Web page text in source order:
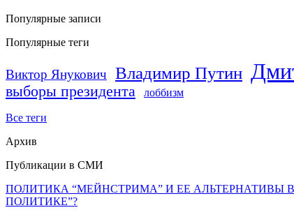
Популярные записи
Популярные теги
Виктор Янукович Владимир Путин
выборы президента лоббизм
Все теги
Архив
Публикации в СМИ
ПОЛИТИКА “МЕЙНСТРИМА” И ЕЕ
ПОЛИТИКЕ”?